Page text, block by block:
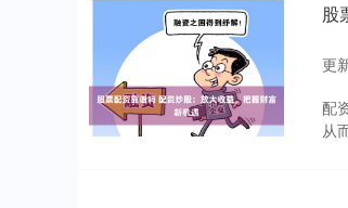
股
更
配
从